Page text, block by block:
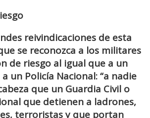
reivindicaciones de esta
se reconozca a los militares
de riesgo al igual que a un
un Policía Nacional: “a nadie
que un Guardia Civil o
que detienen a ladrones,
terroristas y que portan